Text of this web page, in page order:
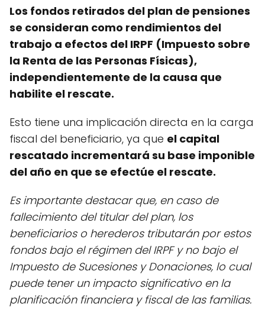
Los fondos retirados del plan de pensiones
se consideran como rendimientos del
trabajo a efectos del IRPF (Impuesto sobre
la Renta de las Personas Físicas),
independientemente de la causa que
habilite el rescate.
Esto tiene una implicación directa en la carga
fiscal del beneficiario, ya que el capital
rescatado incrementará su base imponible
del año en que se efectúe el rescate.
Es importante destacar que, en caso de
fallecimiento del titular del plan, los
beneficiarios o herederos tributarán por estos
fondos bajo el régimen del IRPF y no bajo el
Impuesto de Sucesiones y Donaciones, lo cual
puede tener un impacto significativo en la
planificación financiera y fiscal de las familias.